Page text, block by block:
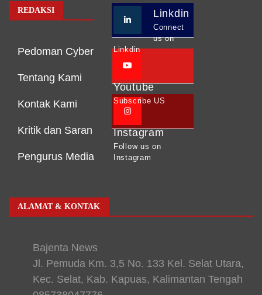
REDAKSI
Pedoman Cyber
Tentang Kami
Kontak Kami
Kritik dan Saran
Pengurus Media
Linkdin
Connect
us on
Linkdin
Youtube
Subscribe US
Instagram
Follow us on
Instagram
ALAMAT & KONTAK
Bajenta News
Jl. Pemuda Km. 3,5 No. 133 Kel. Selat Utara,
Kec. Selat, Kab. Kapuas, Kalimantan Tengah